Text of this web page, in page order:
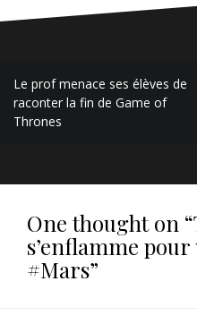
Navigation
de
l’article
Le prof menace ses élèves de
raconter la fin de Game of
Thrones
One thought on “
s’enflamme
#Mars”